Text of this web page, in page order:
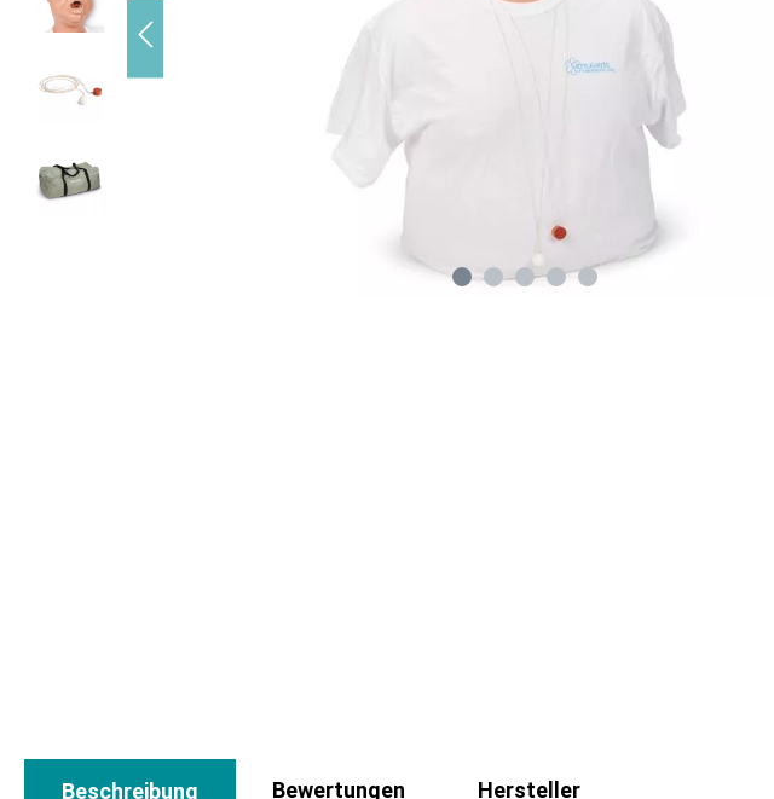
Beschreibung Bewertungen Hersteller